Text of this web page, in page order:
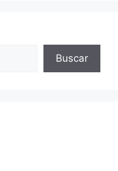
Buscar